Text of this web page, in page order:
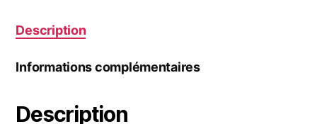
Description
Informations complémentaires
Description